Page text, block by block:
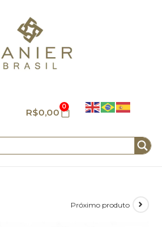
R$0,00 0
Próximo produto